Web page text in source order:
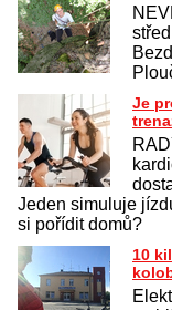
Je
Jeden simuluje
si pořídit domů?
10